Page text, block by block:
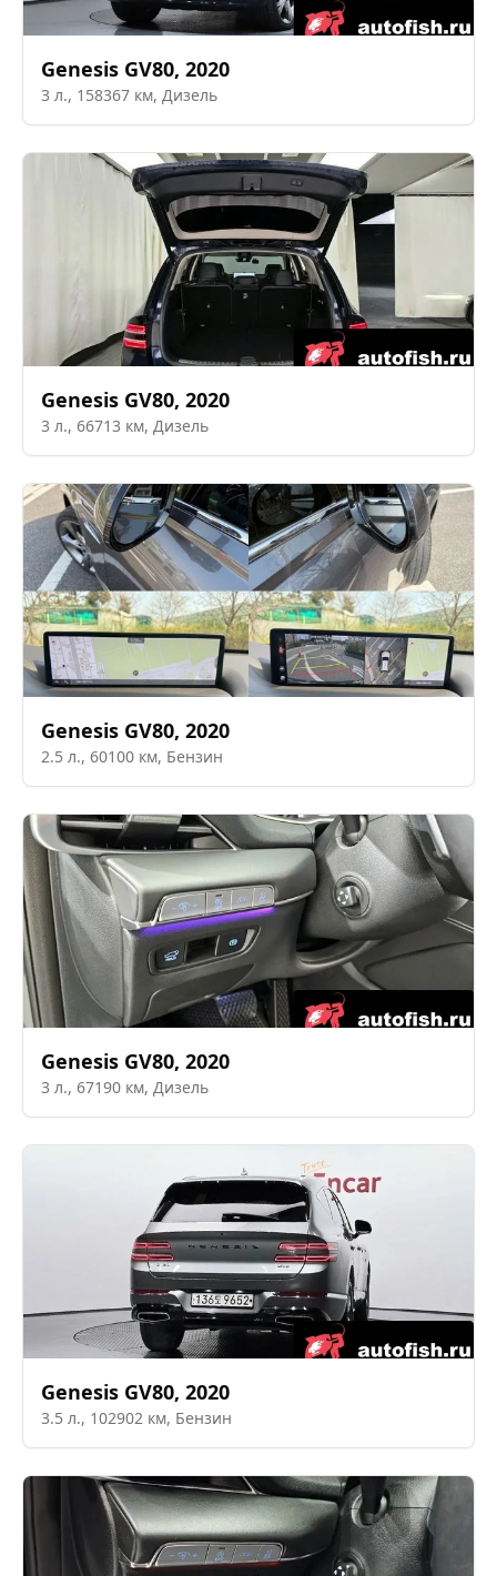
Genesis GV80, 2020
3 л., 158367 км, Дизель
Genesis GV80, 2020
3 л., 66713 км, Дизель
Genesis GV80, 2020
2.5 л., 60100 км, Бензин
Genesis GV80, 2020
3 л., 67190 км, Дизель
Genesis GV80, 2020
3.5 л., 102902 км, Бензин